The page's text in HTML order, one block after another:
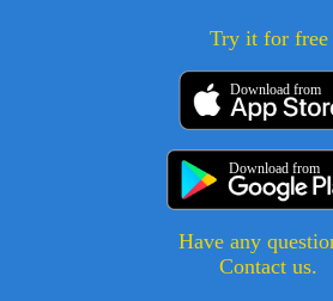
Try it for free
Download from
Download from
Have any
Contact us.